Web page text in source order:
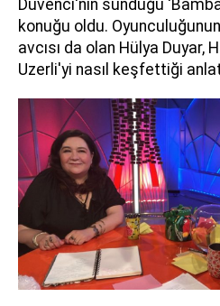
Düvenci'nin sunduğu
konuğu oldu.
avcısı da olan Hülya Duyar,
Uzerli'yi nasıl keşfettiği